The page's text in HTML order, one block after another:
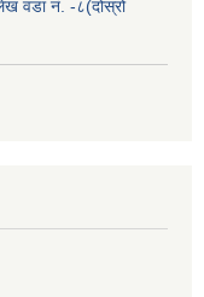
वडा नं. -८(दोस्रो